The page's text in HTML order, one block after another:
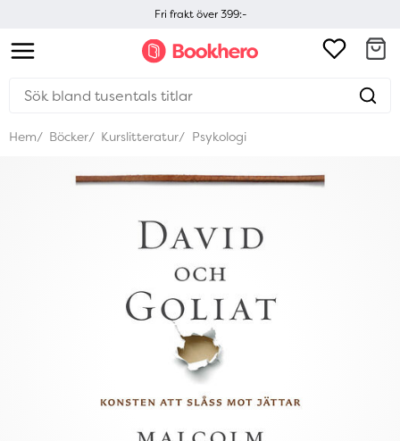
Fri frakt över 399:-
Hem Böcker Kurslitteratur Psykologi